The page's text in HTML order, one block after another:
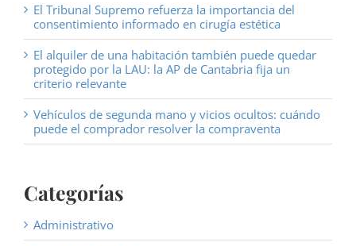
El Tribunal Supremo refuerza la importancia del
consentimiento informado en cirugía estética
El alquiler de una habitación también puede quedar
protegido por la LAU: la AP de Cantabria fija un
criterio relevante
Vehículos de segunda mano y vicios ocultos: cuándo
puede el comprador resolver la compraventa
Categorías
Administrativo